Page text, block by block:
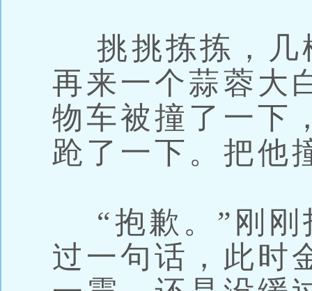
挑挑拣拣，几
再来一个蒜蓉大
物车被撞了一下
跄了一下。把他
“抱歉。”刚刚
过一句话，此时